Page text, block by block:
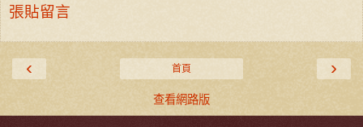
張貼留言
‹ ›
首頁
查看網路版